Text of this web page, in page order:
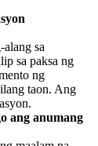
alang sa
sa paksa ng
ng
taon. Ang
ang anumang